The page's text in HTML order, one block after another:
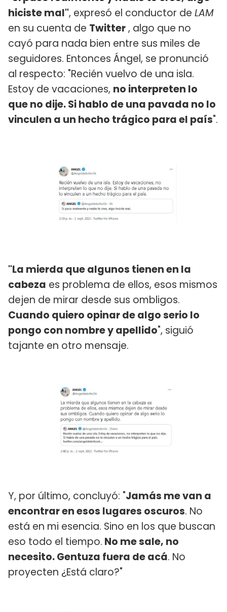
hiciste mal", expresó el conductor de LAM
en su cuenta de Twitter, algo que no
cayó para nada bien entre sus miles de
seguidores. Entonces Ángel, se pronunció
al respecto: "Recién vuelvo de una isla.
Estoy de vacaciones, no interpreten lo
que no dije. Si hablo de una pavada no lo
vinculen a un hecho trágico para el país".
"La mierda que algunos tienen en la
cabeza es problema de ellos, esos mismos
dejen de mirar desde sus ombligos.
Cuando quiero opinar de algo serio lo
pongo con nombre y apellido", siguió
tajante en otro mensaje.
Y, por último, concluyó: "Jamás me van a
encontrar en esos lugares oscuros. No
está en mi esencia. Sino en los que buscan
eso todo el tiempo. No me sale, no
necesito. Gentuza fuera de acá. No
proyecten ¿Está claro?"